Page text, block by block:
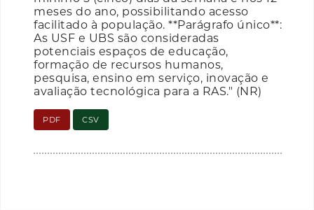
meses do ano, possibilitando acesso
facilitado à população. **Parágrafo único**:
As USF e UBS são consideradas
potenciais espaços de educação,
formação de recursos humanos,
pesquisa, ensino em serviço, inovação e
avaliação tecnológica para a RAS." (NR)
PDF CSV